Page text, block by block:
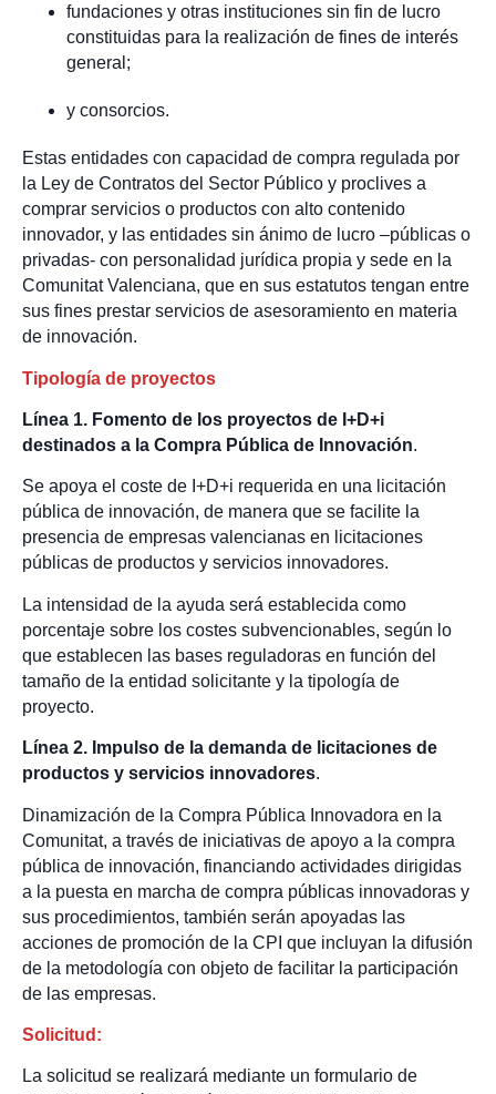
fundaciones y otras instituciones sin fin de lucro
constituidas para la realización de fines de interés
general;
y consorcios.
Estas entidades con capacidad de compra regulada por
la Ley de Contratos del Sector Público y proclives a
comprar servicios o productos con alto contenido
innovador, y las entidades sin ánimo de lucro –públicas o
privadas- con personalidad jurídica propia y sede en la
Comunitat Valenciana, que en sus estatutos tengan entre
sus fines prestar servicios de asesoramiento en materia
de innovación.
Tipología de proyectos
Línea 1. Fomento de los proyectos de I+D+i
destinados a la Compra Pública de Innovación.
Se apoya el coste de I+D+i requerida en una licitación
pública de innovación, de manera que se facilite la
presencia de empresas valencianas en licitaciones
públicas de productos y servicios innovadores.
La intensidad de la ayuda será establecida como
porcentaje sobre los costes subvencionables, según lo
que establecen las bases reguladoras en función del
tamaño de la entidad solicitante y la tipología de
proyecto.
Línea 2. Impulso de la demanda de licitaciones de
productos y servicios innovadores.
Dinamización de la Compra Pública Innovadora en la
Comunitat, a través de iniciativas de apoyo a la compra
pública de innovación, financiando actividades dirigidas
a la puesta en marcha de compra públicas innovadoras y
sus procedimientos, también serán apoyadas las
acciones de promoción de la CPI que incluyan la difusión
de la metodología con objeto de facilitar la participación
de las empresas.
Solicitud :
La solicitud se realizará mediante un formulario de